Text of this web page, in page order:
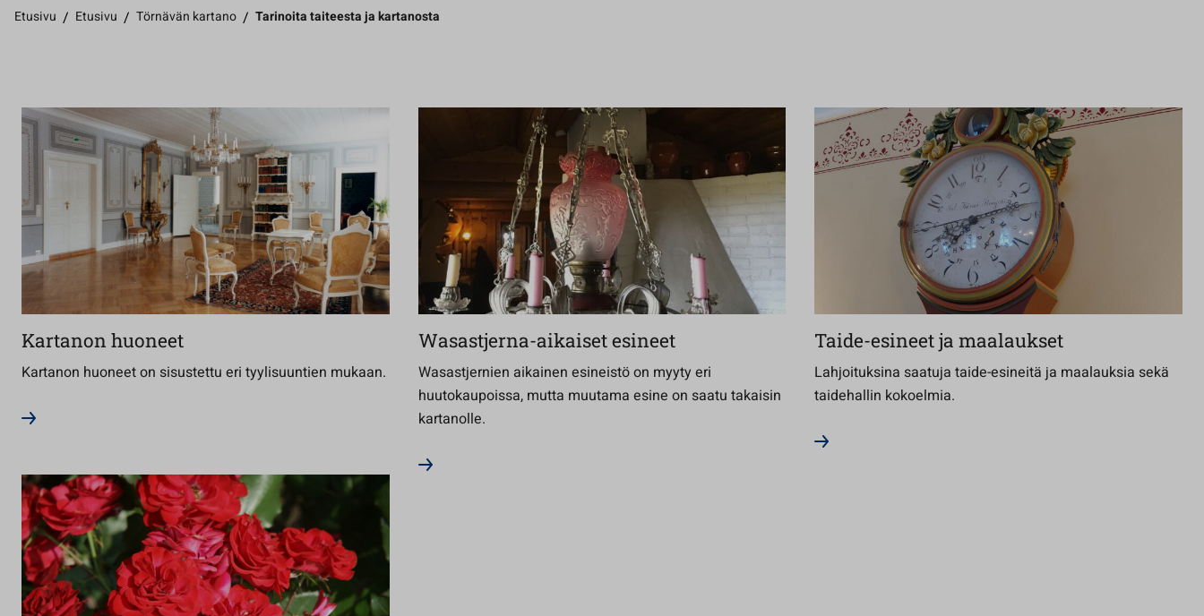
Etusivu / Etusivu / Törnävän kartano / Tarinoita taiteesta ja kartanosta
Kartanon huoneet
Kartanon huoneet on sisustettu eri tyylisuuntien mukaan.
Wasastjerna-aikaiset esineet
Wasastjernien aikainen esineistö on myyty eri
huutokaupoissa, mutta muutama esine on saatu takaisin
kartanolle.
Taide-esineet ja maalaukset
Lahjoituksina saatuja taide-esineitä ja maalauksia sekä
taidehallin kokoelmia.